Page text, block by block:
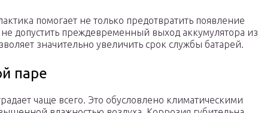
помогает не только предотвратить появление
допустить преждевременный выход аккумулятора из
значительно увеличить срок службы батарей.
паре
чаще всего. Это обусловлено климатическими